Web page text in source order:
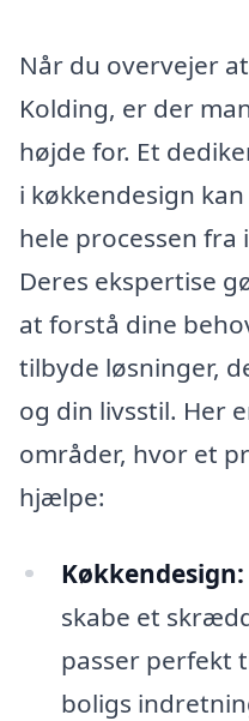
Når du overvejer
Kolding, er der
højde for. Et
i køkkendesign
hele processen fra
Deres ekspertise
at forstå dine
tilbyde løsninger,
og din livsstil. Her
områder, hvor et
hjælpe:
Køkkendesign:
skabe et
passer perfekt
boligs